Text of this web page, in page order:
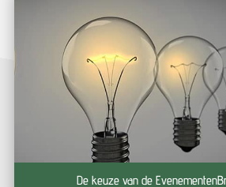
De keuze van de